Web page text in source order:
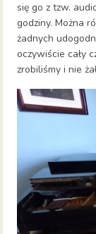
się go z tzw.
godziny. Można
żadnych
oczywiście cały
zrobiliśmy i nie